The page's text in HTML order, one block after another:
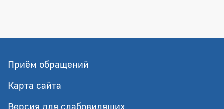
Приём обращений
Карта сайта
Версия для слабовидящих